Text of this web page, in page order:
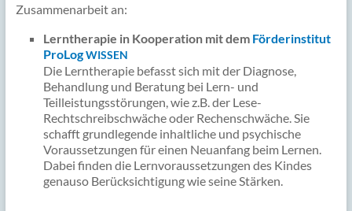
Zusammenarbeit an:
Lerntherapie in Kooperation mit dem Förderinstitut
ProLogWISSEN
Die Lerntherapie befasst sich mit der Diagnose,
Behandlung und Beratung bei Lern- und
Teilleistungsstörungen, wie z.B. der Lese-
Rechtschreibschwäche oder Rechenschwäche. Sie
schafft grundlegende inhaltliche und psychische
Voraussetzungen für einen Neuanfang beim Lernen.
Dabei finden die Lernvoraussetzungen des Kindes
genauso Berücksichtigung wie seine Stärken.